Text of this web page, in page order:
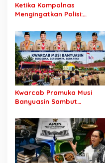
Ketika Kompolnas
Mengingatkan Polisi:
“Kegaduhan Siber” Alasan
Menjerat Warga
Kwarcab Pramuka Musi
Banyuasin Sambut
Sertifikat Pramuka Garuda
Kini Buka Jalur Khusus
Rekrutmen TNI-Polri, 784
Garuda Siap Sambut
Peluang Emas